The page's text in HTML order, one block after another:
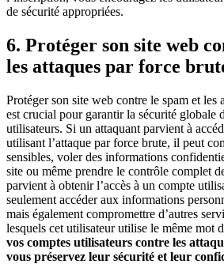
de sécurité appropriées.
6. Protéger son site web
les attaques par force
Protéger son site web contre le spam et les
est crucial pour garantir la sécurité globale
utilisateurs. Si un attaquant parvient à
utilisant l’attaque par force brute, il peut
sensibles, voler des informations
site ou même prendre le contrôle complet
parvient à obtenir l’accès à un compte
seulement accéder aux informations
mais également compromettre d’autres
lesquels cet utilisateur utilise le même mot
vos comptes utilisateurs contre les
vous préservez leur sécurité et leur